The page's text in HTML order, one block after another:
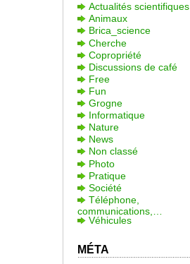
Actualités scientifiques
Animaux
Brica_science
Cherche
Copropriété
Discussions de café
Free
Fun
Grogne
Informatique
Nature
News
Non classé
Photo
Pratique
Société
Téléphone,
communications,…
Véhicules
MÉTA